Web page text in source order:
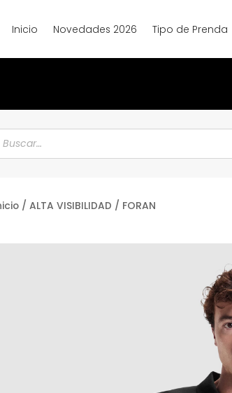
Inicio Novedades 2026 Tipo de Prenda
/ALTA VISIBILIDAD / FORAN